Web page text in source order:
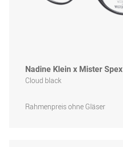
Nadine Klein x Mister Spex
Cloud black
Rahmenpreis ohne Gläser